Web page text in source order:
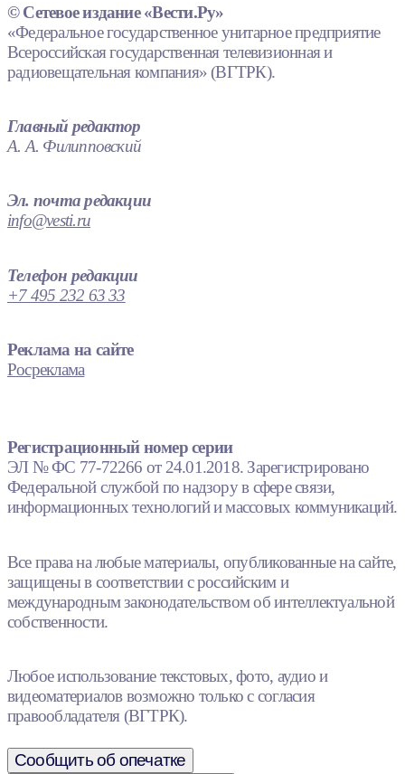
© Сетевое издание «Вести.Ру»
«Федеральное государственное унитарное предприятие
Всероссийская государственная телевизионная и
радиовещательная компания» (ВГТРК).
Главный редактор
А. А. Филипповский
Эл. почта редакции
info@vesti.ru
Телефон редакции
+7 495 232 63 33
Реклама на сайте
Росреклама
Регистрационный номер серии
ЭЛ № ФС 77-72266 от 24.01.2018. Зарегистрировано
Федеральной службой по надзору в сфере связи,
информационных технологий и массовых коммуникаций.
Все права на любые материалы, опубликованные на сайте,
защищены в соответствии с российским и
международным законодательством об интеллектуальной
собственности.
Любое использование текстовых, фото, аудио и
видеоматериалов возможно только с согласия
правообладателя (ВГТРК).
Сообщить об опечатке